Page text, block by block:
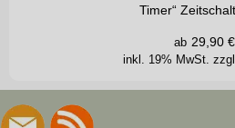
Timer“
inkl. 19% MwSt.
ab 29,90€